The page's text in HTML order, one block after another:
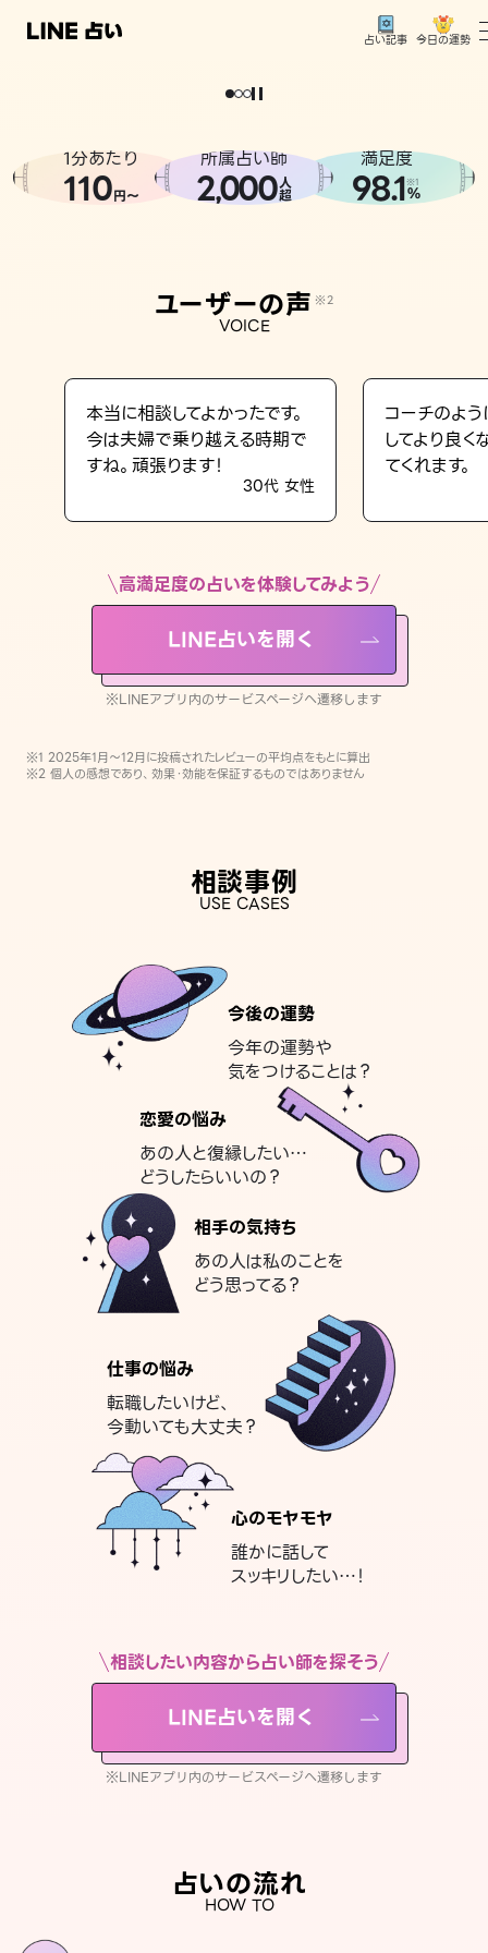
占い記事 今日の運勢
相談事例
LINE占いを開く
※LINEアプリ内のサービスページへ遷移します
どうせなら
。
1分あたり
110円〜
所属占い師
2,000人
超
満足度
98.1※1
%
ユーザーの声 ※2
VOICE
本当に相談してよかったです。
今は夫婦で乗り越える時期で
すね。頑張ります！
30代 女性
コーチのよ
してより良
てくれます。
高満足度の占いを体験してみよう
LINE占いを開く
※LINEアプリ内のサービスページへ遷移します
※1 2025年1月〜12月に投稿されたレビューの平均点をもとに算出
※2 個人の感想であり、効果・効能を保証するものではありません
相談事例
USE CASES
今後の運勢
今年の運勢や
気をつけることは？
恋愛の悩み
あの人と復縁したい…
どうしたらいいの？
相手の気持ち
あの人は私のことを
どう思ってる？
仕事の悩み
転職したいけど、
今動いても大丈夫？
心のモヤモヤ
誰かに話して
スッキリしたい…！
相談したい内容から占い師を探そう
LINE占いを開く
※LINEアプリ内のサービスページへ遷移します
占いの流れ
HOW TO